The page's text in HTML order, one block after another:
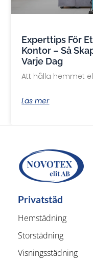
Experttips För
Kontor – Så
Varje Dag
Att hålla hemmet
Läs mer
Privatstäd
Hemstädning
Storstädning
Visningsstädning